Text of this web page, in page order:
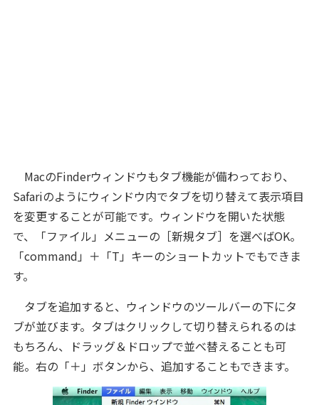
MacのFinderウィンドウもタブ機能が備わっており、
Safariのようにウィンドウ内でタブを切り替えて表示項目
を変更することが可能です。ウィンドウを開いた状態
で、「ファイル」メニューの［新規タブ］を選べばOK。
「command」＋「T」キーのショートカットでもできま
す。
タブを追加すると、ウィンドウのツールバーの下にタ
ブが並びます。タブはクリックして切り替えられるのは
もちろん、ドラッグ＆ドロップで並べ替えることも可
能。右の「＋」ボタンから、追加することもできます。